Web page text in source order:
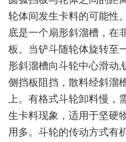
轮体间发生卡料的可能性
底是一个扇形斜溜槽，在
板。当铲斗随轮体旋转至
形斜溜槽向斗轮中心滑动
侧挡板阻挡，散料经斜溜
上。有格式斗轮卸料慢
生卡料现象，适用于坚硬
用多。斗轮的传动方式有